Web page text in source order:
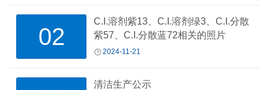
02
C.I.溶剂紫13、C.I.溶剂绿3、C.I.分散
紫57、C.I.分散蓝72相关的照片
2024-11-21
清洁生产公示